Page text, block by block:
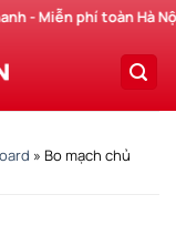
- Miễn phí toàn Hà Nội
» Bo mạch chủ